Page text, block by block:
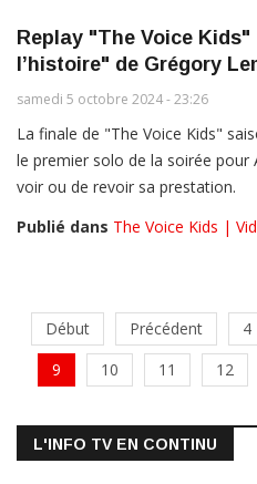
Replay "The Voice
l’histoire" de Grégory
samedi 5 octobre 2024 - 23:26
La finale de "The Voice Kids"
le premier solo de la soirée pour
voir ou de revoir sa prestation.
Publié dans The Voice Kids |
Début Précédent 4
9
10 11 12
L'INFO TV EN CONTINU